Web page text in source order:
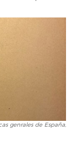
genrales de España,